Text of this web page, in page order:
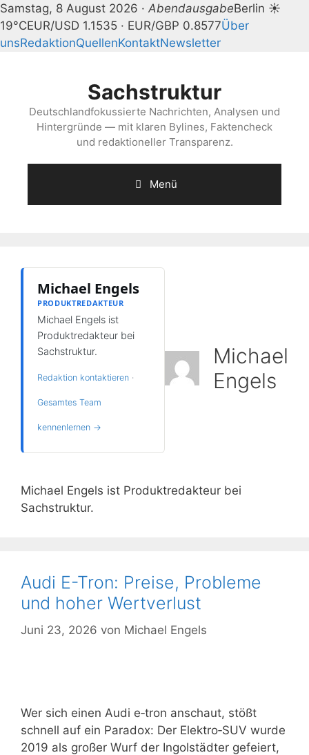
Samstag, 8 August 2026 · AbendausgabeBerlin ☀
19°CEUR/USD 1.1535 · EUR/GBP 0.8577Über
unsRedaktionQuellenKontaktNewsletter
Sachstruktur
Deutschlandfokussierte Nachrichten, Analysen und
Hintergründe — mit klaren Bylines, Faktencheck
und redaktioneller Transparenz.
Menü
Michael Engels
PRODUKTREDAKTEUR
Michael Engels ist
Produktredakteur bei
Sachstruktur.
Redaktion kontaktieren ·
Gesamtes Team
kennenlernen →
Michael
Engels
Michael Engels ist Produktredakteur bei
Sachstruktur.
Audi E-Tron: Preise, Probleme
und hoher Wertverlust
Juni 23, 2026 von Michael Engels
Wer sich einen Audi e‑tron anschaut, stößt
schnell auf ein Paradox: Der Elektro‑SUV wurde
2019 als großer Wurf der Ingolstädter gefeiert,